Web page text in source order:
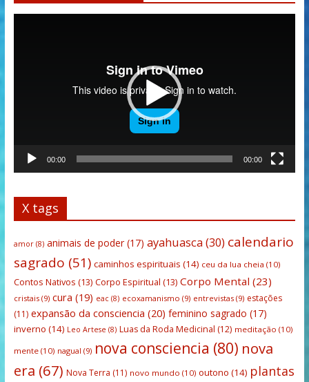
00:00 00:00
X tags
amor(8) animais de poder(17) ayahuasca(30) calendario
sagrado (51) caminhos espirituais (14) ceu da lua cheia (10)
Contos Nativos (13) Corpo Espiritual (13) Corpo Mental (23)
cristais(9) cura (19) eac(8) ecoxamanismo (9) entrevistas(9) estações
(11) expansão da consciencia (20) feminino sagrado (17)
inverno (14) Leo Artese (8) Luas da Roda Medicinal (12) meditação (10)
mente(10) nagual (9) nova consciencia (80) nova
era (67) Nova Terra (11) novo mundo (10) outono (14) plantas